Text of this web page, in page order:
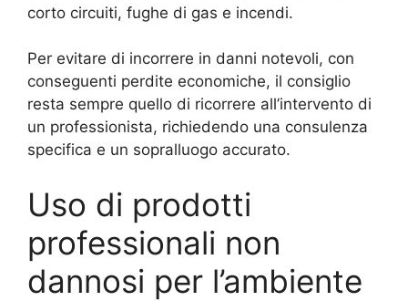
corto circuiti, fughe di gas e incendi.
Per evitare di incorrere in danni notevoli, con
conseguenti perdite economiche, il consiglio
resta sempre quello di ricorrere all’intervento di
un professionista, richiedendo una consulenza
specifica e un sopralluogo accurato.
Uso di prodotti
professionali non
dannosi per l’ambiente